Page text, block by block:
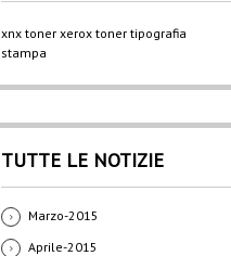
xnx toner xerox toner tipografia
stampa
TUTTE LE NOTIZIE
Marzo-2015
Aprile-2015